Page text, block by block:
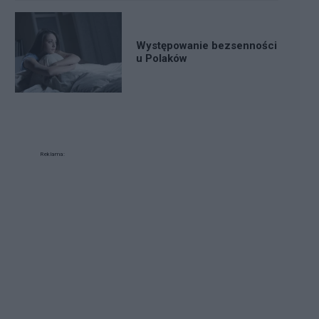
Występowanie bezsenności
u Polaków
Reklama: